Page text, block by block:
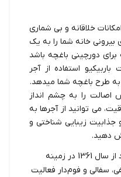
خلاقانه و بی شماری
بیرونی خانه شما را به یک
دورچینی باغچه باشد
استفاده از آجر
به طرح باغچه شما میدهد.
اصالت را به چشم انداز
می توانید از آجرها به
زیبایی شناختی و
دهید.
گروه کارخانجات آجر سامان یزد از سال 1361 در زمینه
سفالی و فوم‌دار فعالیت